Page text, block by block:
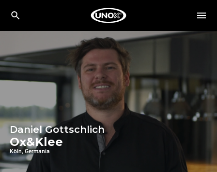
Daniel Gottschlich
Ox&Klee
Köln, Germania